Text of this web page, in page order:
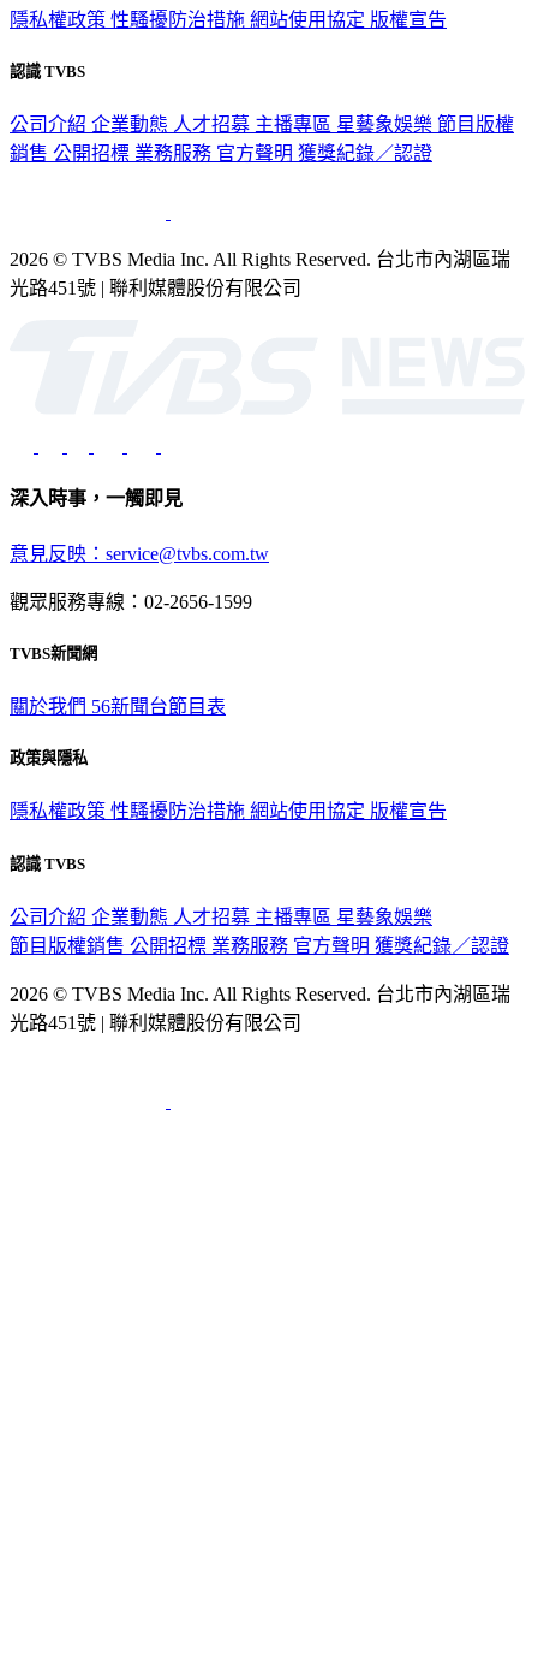
隱私權政策 性騷擾防治措施 網站使用協定 版權宣告
認識 TVBS
公司介紹 企業動態 人才招募 主播專區 星藝象娛樂 節目版權
銷售 公開招標 業務服務 官方聲明 獲獎紀錄／認證
2026 © TVBS Media Inc. All Rights Reserved. 台北市內湖區瑞
光路451號 | 聯利媒體股份有限公司
深入時事，一觸即見
意見反映：service@tvbs.com.tw
觀眾服務專線：02-2656-1599
TVBS新聞網
關於我們 56新聞台節目表
政策與隱私
隱私權政策 性騷擾防治措施 網站使用協定 版權宣告
認識 TVBS
公司介紹 企業動態 人才招募 主播專區 星藝象娛樂
節目版權銷售 公開招標 業務服務 官方聲明 獲獎紀錄／認證
2026 © TVBS Media Inc. All Rights Reserved. 台北市內湖區瑞
光路451號 | 聯利媒體股份有限公司